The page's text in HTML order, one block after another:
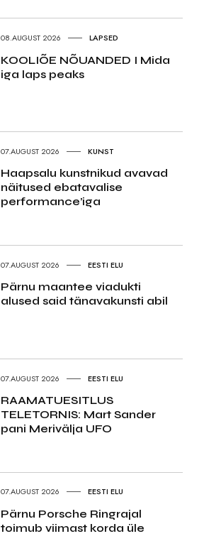
08.AUGUST 2026 LAPSED
KOOLIÕE NÕUANDED I Mida
iga laps peaks
07.AUGUST 2026 KUNST
Haapsalu kunstnikud avavad
näitused ebatavalise
performance’iga
07.AUGUST 2026 EESTI ELU
Pärnu maantee viadukti
alused said tänavakunsti abil
07.AUGUST 2026 EESTI ELU
RAAMATUESITLUS
TELETORNIS: Mart Sander
pani Merivälja UFO
07.AUGUST 2026 EESTI ELU
Pärnu Porsche Ringrajal
toimub viimast korda üle